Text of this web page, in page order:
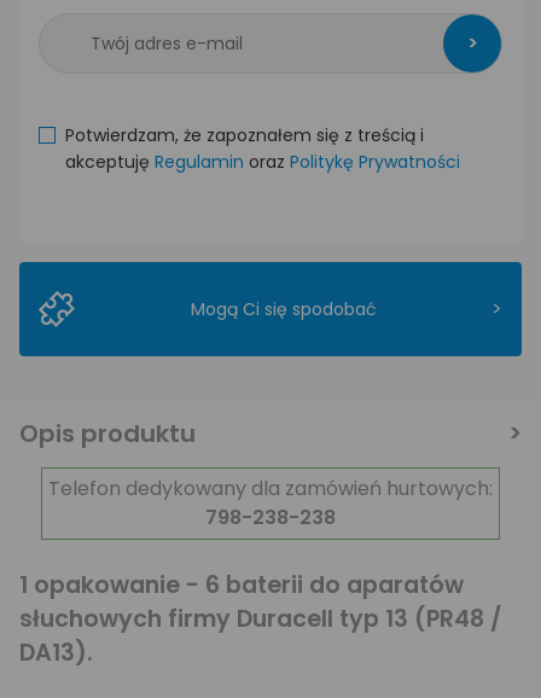
>
Potwierdzam, że zapoznałem się z treścią i
akceptuję Regulamin oraz Politykę Prywatności
Mogą Ci się spodobać >
Opis produktu
Telefon dedykowany dla zamówień hurtowych:
798-238-238
1 opakowanie - 6 baterii do aparatów
słuchowych firmy Duracell typ 13 (PR48 /
DA13).